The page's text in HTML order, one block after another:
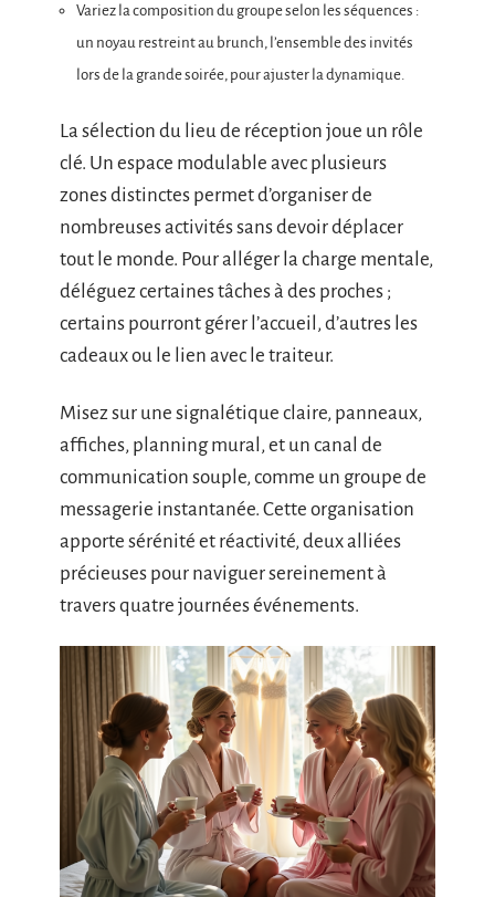
Variez la composition du groupe selon les séquences :
un noyau restreint au brunch, l’ensemble des invités
lors de la grande soirée, pour ajuster la dynamique.
La sélection du lieu de réception joue un rôle
clé. Un espace modulable avec plusieurs
zones distinctes permet d’organiser de
nombreuses activités sans devoir déplacer
tout le monde. Pour alléger la charge mentale,
déléguez certaines tâches à des proches ;
certains pourront gérer l’accueil, d’autres les
cadeaux ou le lien avec le traiteur.
Misez sur une signalétique claire, panneaux,
affiches, planning mural, et un canal de
communication souple, comme un groupe de
messagerie instantanée. Cette organisation
apporte sérénité et réactivité, deux alliées
précieuses pour naviguer sereinement à
travers quatre journées événements.